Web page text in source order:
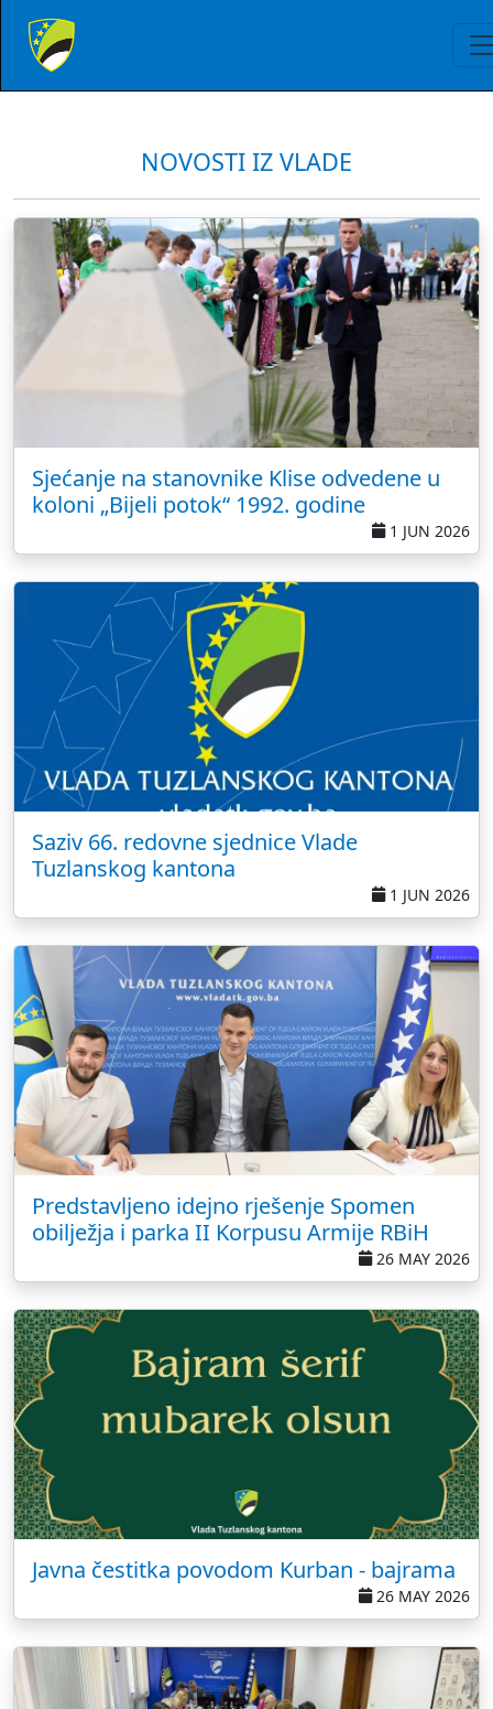
NOVOSTI IZ VLADE
Sjećanje na stanovnike Klise odvedene u
koloni „Bijeli potok“ 1992. godine
1 JUN 2026
Saziv 66. redovne sjednice Vlade
Tuzlanskog kantona
1 JUN 2026
Predstavljeno idejno rješenje Spomen
obilježja i parka II Korpusu Armije RBiH
26 MAY 2026
Javna čestitka povodom Kurban - bajrama
26 MAY 2026